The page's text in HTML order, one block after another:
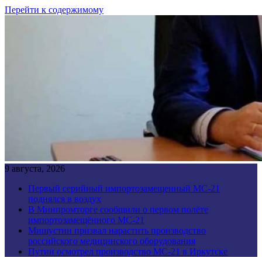
Перейти к содержимому
9 августа, 2026
Первый серийный импортозамещенный МС-21
поднялся в воздух
В Минпромторге сообщили о первом полёте
импортозамещённого МС-21
Мишустин призвал нарастить производство
российского медицинского оборудования
Путин осмотрел производство МС-21 в Иркутске